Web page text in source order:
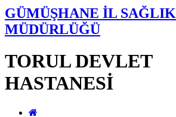
GÜMÜŞHANE İL SAĞLIK
MÜDÜRLÜĞÜ
TORUL DEVLET
HASTANESİ